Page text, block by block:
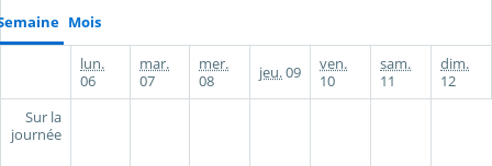
Mois
lun.
06
mar.
07
mer.
08
jeu.09
ven.
10
sam.
11
dim.
12
Sur la
journée